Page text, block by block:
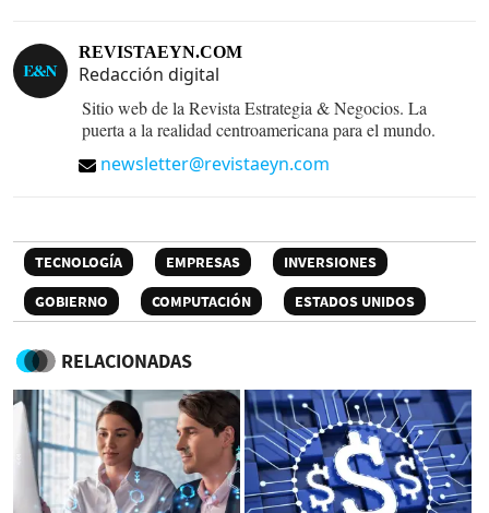
REVISTAEYN.COM
Redacción digital
Sitio web de la Revista Estrategia & Negocios. La
puerta a la realidad centroamericana para el mundo.
newsletter@revistaeyn.com
TECNOLOGÍA EMPRESAS
INVERSIONES
GOBIERNO
COMPUTACIÓN ESTADOS UNIDOS
RELACIONADAS